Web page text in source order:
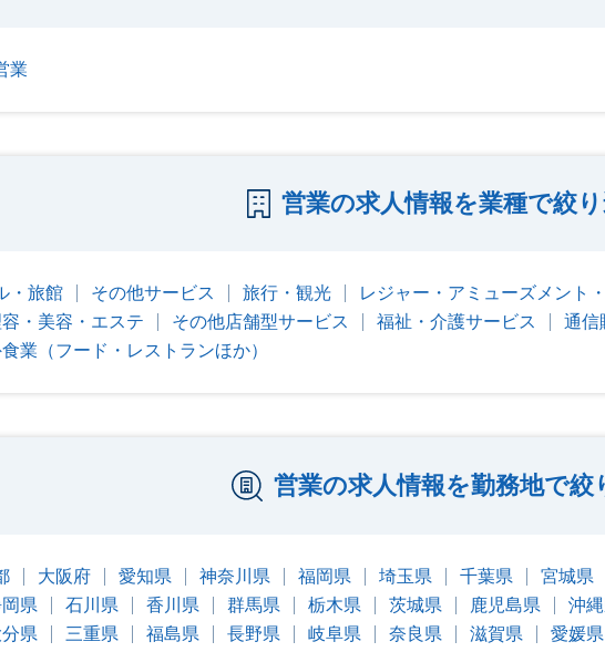
業
営業の求人情報を業種で絞
・旅館 その他サービス 旅行・観光 レジャー・アミューズメント
・美容・エステ
その他店舗型サービス 福祉・介護サービス 通信
業（フード・レストランほか）
営業の求人情報を勤務地で絞
大阪府 愛知県 神奈川県 福岡県 埼玉県 千葉県 宮城県
県
石川県 香川県 群馬県 栃木県 茨城県 鹿児島県 沖
県
三重県 福島県 長野県 岐阜県 奈良県 滋賀県 愛媛県